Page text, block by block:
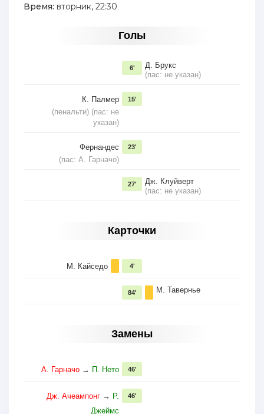
Время: вторник, 22:30
Голы
Д. Брукс
(пас: не указан)
6'
К. Палмер
(пенальти) (пас: не
указан)
15'
Фернандес
(пас: А. Гарначо)
23'
Дж. Клуйверт
(пас: не указан)
27'
Карточки
М. Кайседо 4'
М. Тавернье
84'
Замены
А. Гарначо → П. Нето 46'
Дж. Ачеампонг → Р.
Джеймс
46'